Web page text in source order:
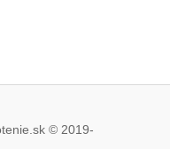
© 2019-